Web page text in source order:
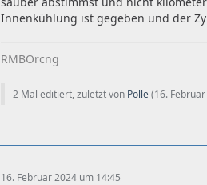
Innenkühlung ist gegeben und der
RMBOrcng
2 Mal editiert, zuletzt von Polle(16.
16. Februar 2024 um 14:45